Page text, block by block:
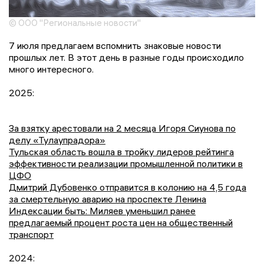
© ООО "Региональные новости"
7 июля предлагаем вспомнить знаковые новости
прошлых лет. В этот день в разные годы происходило
много интересного.
2025:
За взятку арестовали на 2 месяца Игоря Сиунова по
делу «Тулаупрадора»
Тульская область вошла в тройку лидеров рейтинга
эффективности реализации промышленной политики в
ЦФО
Дмитрий Дубовенко отправится в колонию на 4,5 года
за смертельную аварию на проспекте Ленина
Индексации быть: Миляев уменьшил ранее
предлагаемый процент роста цен на общественный
транспорт
2024: